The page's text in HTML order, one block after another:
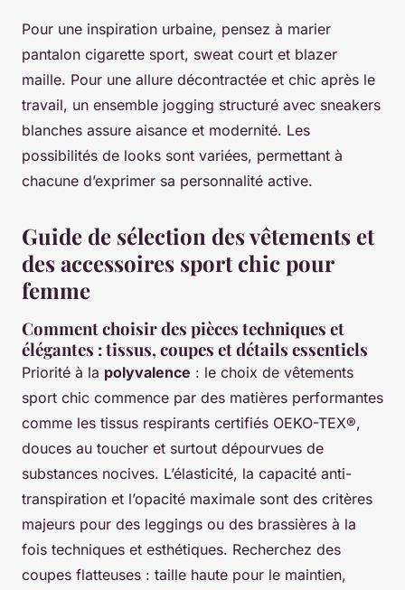
Pour une inspiration urbaine, pensez à marier
pantalon cigarette sport, sweat court et blazer
maille. Pour une allure décontractée et chic après le
travail, un ensemble jogging structuré avec sneakers
blanches assure aisance et modernité. Les
possibilités de looks sont variées, permettant à
chacune d’exprimer sa personnalité active.
Guide de sélection des vêtements et
des accessoires sport chic pour
femme
Comment choisir des pièces techniques et
élégantes : tissus, coupes et détails essentiels
Priorité à la polyvalence : le choix de vêtements
sport chic commence par des matières performantes
comme les tissus respirants certifiés OEKO-TEX®,
douces au toucher et surtout dépourvues de
substances nocives. L’élasticité, la capacité anti-
transpiration et l’opacité maximale sont des critères
majeurs pour des leggings ou des brassières à la
fois techniques et esthétiques. Recherchez des
coupes flatteuses : taille haute pour le maintien,